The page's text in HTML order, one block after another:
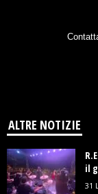
ALTRE NOTIZIE
il
31